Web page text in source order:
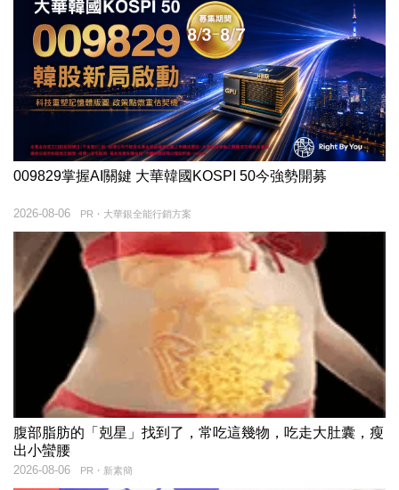
009829掌握AI關鍵 大華韓國KOSPI 50今強勢開募
PR・大華銀全能行銷方案
2026-08-06
腹部脂肪的「剋星」找到了，常吃這幾物，吃走大肚囊，瘦
出小蠻腰
PR・新素簡
2026-08-06